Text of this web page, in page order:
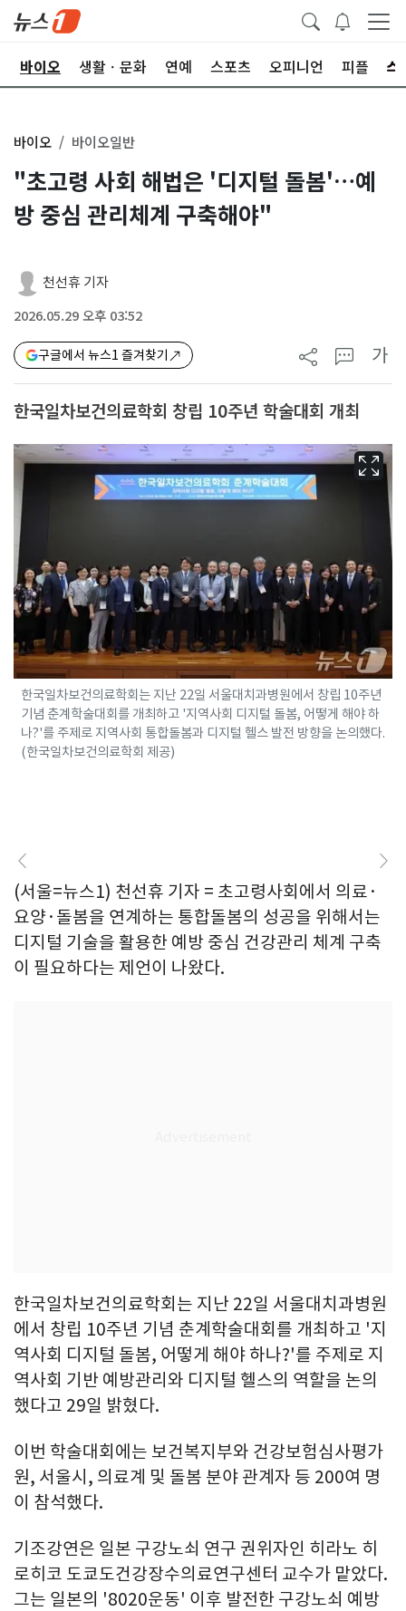
바이오 생활ㆍ문화 연예 스포츠 오피니언 피플
바이오 바이오일반
"초고령 사회 해법은 '디지털 돌봄'…예
방 중심 관리체계 구축해야"
천선휴 기자
2026.05.29 오후 03:52
구글에서 뉴스1 즐겨찾기 가
한국일차보건의료학회 창립 10주년 학술대회 개최
한국일차보건의료학회는 지난 22일 서울대치과병원에서 창립 10주년
기념 춘계학술대회를 개최하고 '지역사회 디지털 돌봄, 어떻게 해야 하
나?'를 주제로 지역사회 통합돌봄과 디지털 헬스 발전 방향을 논의했다.
(한국일차보건의료학회 제공)
(서울=뉴스1) 천선휴 기자 = 초고령사회에서 의료·
요양·돌봄을 연계하는 통합돌봄의 성공을 위해서는
디지털 기술을 활용한 예방 중심 건강관리 체계 구축
이 필요하다는 제언이 나왔다.
한국일차보건의료학회는 지난 22일 서울대치과병원
에서 창립 10주년 기념 춘계학술대회를 개최하고 '지
역사회 디지털 돌봄, 어떻게 해야 하나?'를 주제로 지
역사회 기반 예방관리와 디지털 헬스의 역할을 논의
했다고 29일 밝혔다.
이번 학술대회에는 보건복지부와 건강보험심사평가
원, 서울시, 의료계 및 돌봄 분야 관계자 등 200여 명
이 참석했다.
기조강연은 일본 구강노쇠 연구 권위자인 히라노 히
로히코 도쿄도건강장수의료연구센터 교수가 맡았다.
그는 일본의 '8020운동' 이후 발전한 구강노쇠 예방